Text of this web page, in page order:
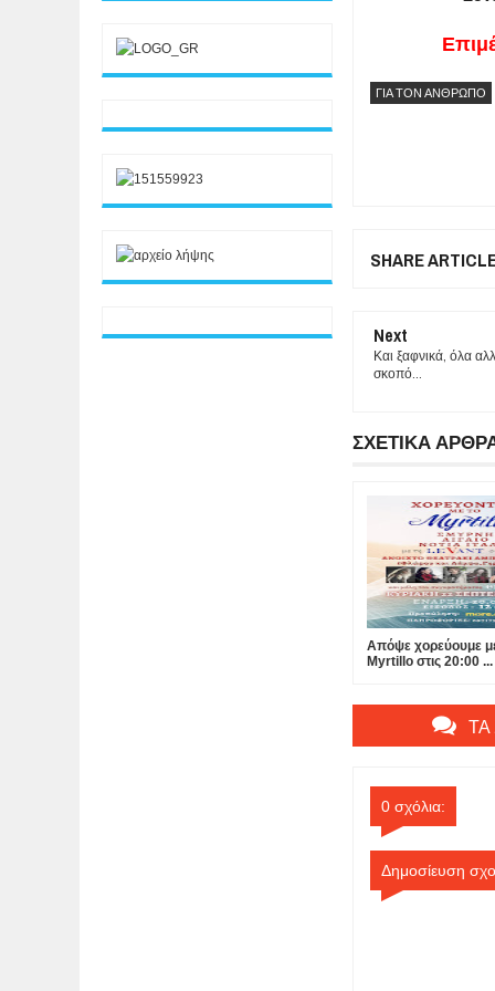
ΓΙΑ ΤΟΝ ΑΝΘΡΩΠΟ
SHARE
Next
Και ξαφνικά, όλα
σκοπό…
ΣΧΕΤΙΚΑ
Απόψε χορεύουμε
Myrtillo στις 20:00 ...
ΤΑ
0 σχόλια:
Δημοσίευση